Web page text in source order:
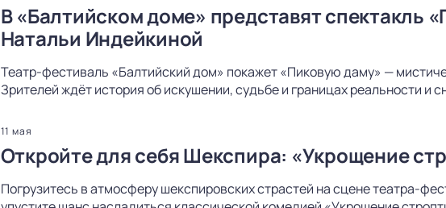
В «Балтийском доме» представят спектакль
Натальи Индейкиной
Театр-фестиваль «Балтийский дом» покажет «Пиковую даму» —
Зрителей ждёт история об искушении, судьбе и границах реальности и
11 мая
Откройте для себя Шекспира: «Укрощение
Погрузитесь в атмосферу шекспировских страстей на сцене театра-